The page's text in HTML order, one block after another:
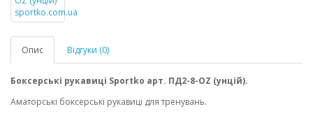
Опис Відгуки (0)
Боксерські рукавиці Sportko арт. ПД2-8-OZ (унцій).
Аматорські боксерські рукавиці для тренувань.